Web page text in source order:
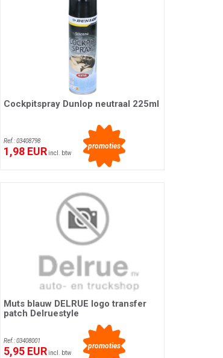
promoties
Cockpitspray Dunlop neutraal 225ml
Ref.: 03408798
1,98 EURincl. btw
promoties
Muts blauw DELRUE logo transfer
patch Delruestyle
Ref.: 03408001
5,95 EURincl. btw